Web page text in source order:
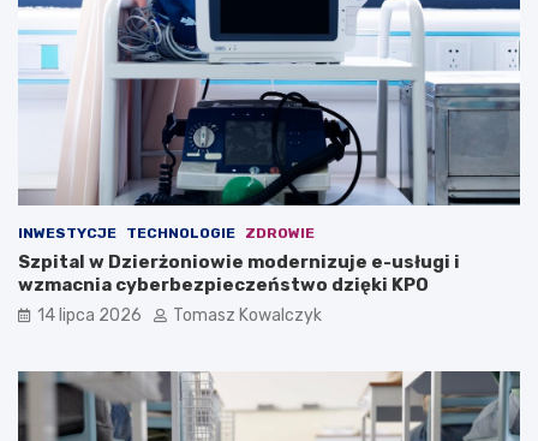
INWESTYCJE TECHNOLOGIE ZDROWIE
Szpital w Dzierżoniowie modernizuje e-usługi i
wzmacnia cyberbezpieczeństwo dzięki KPO
14 lipca 2026 Tomasz Kowalczyk